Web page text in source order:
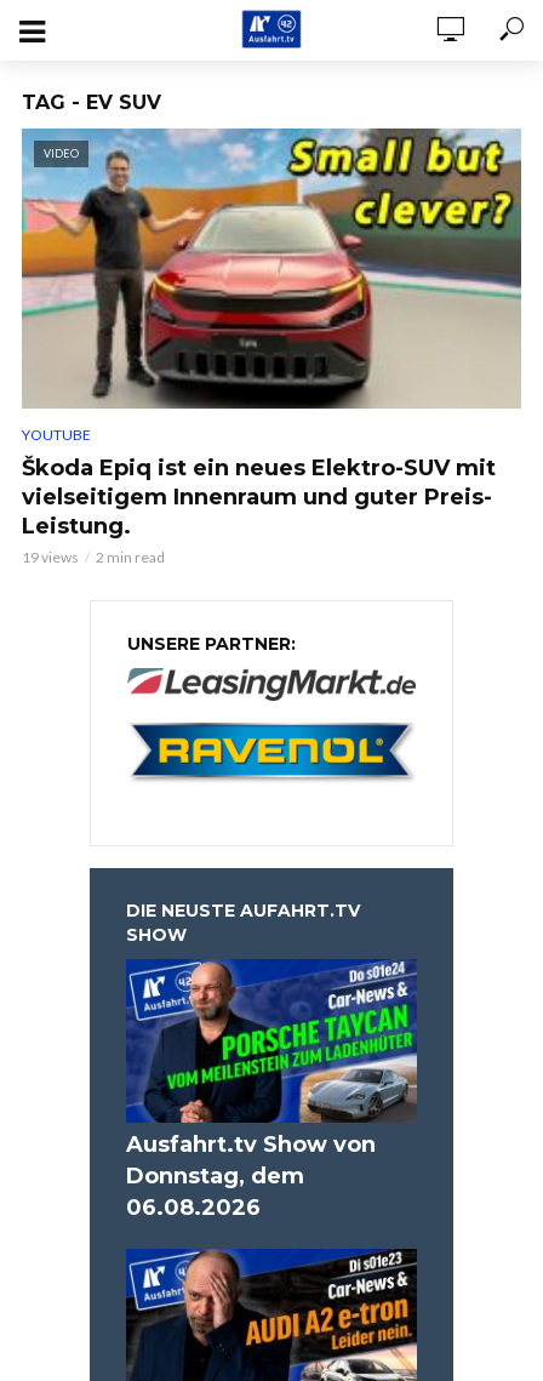
TAG - EV SUV
VIDEO
YOUTUBE
Škoda Epiq ist ein neues Elektro-SUV mit
vielseitigem Innenraum und guter Preis-
Leistung.
19 views 2 min read
UNSERE PARTNER:
DIE NEUSTE AUFAHRT.TV
SHOW
Ausfahrt.tv Show von
Donnstag, dem
06.08.2026